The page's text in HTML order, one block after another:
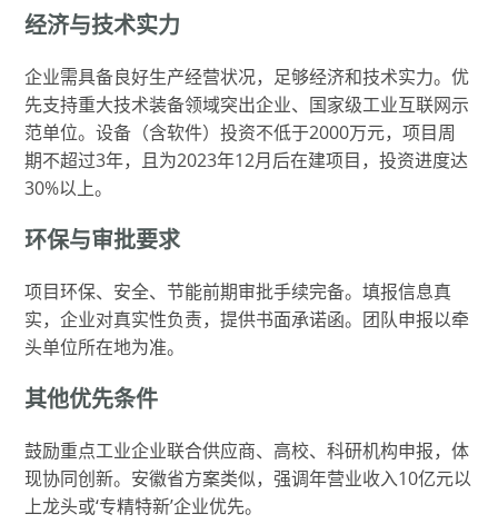
经济与技术实力
企业需具备良好生产经营状况，足够经济和技术实力。优
先支持重大技术装备领域突出企业、国家级工业互联网示
范单位。设备（含软件）投资不低于2000万元，项目周
期不超过3年，且为2023年12月后在建项目，投资进度达
30%以上。
环保与审批要求
项目环保、安全、节能前期审批手续完备。填报信息真
实，企业对真实性负责，提供书面承诺函。团队申报以牵
头单位所在地为准。
其他优先条件
鼓励重点工业企业联合供应商、高校、科研机构申报，体
现协同创新。安徽省方案类似，强调年营业收入10亿元以
上龙头或‘专精特新’企业优先。